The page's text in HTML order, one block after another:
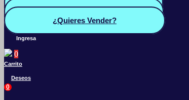
¿Quieres Vender?
Ingresa
0
Carrito
Deseos
0